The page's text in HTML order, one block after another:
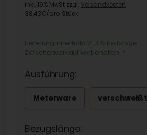
inkl. 19% MwSt zzgl. Versandkosten
38,43€/pro Stück
Lieferung innerhalb 2-3 Arbeitstage.
Zwischenverkauf vorbehalten. *
Ausführung:
Meterware verschweißt
Bezugslänge: